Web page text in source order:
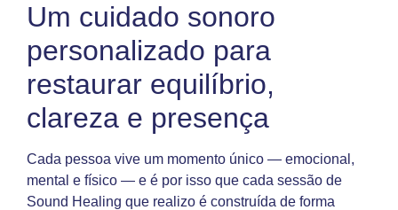
Um cuidado sonoro
personalizado para
restaurar equilíbrio,
clareza e presença
Cada pessoa vive um momento único — emocional,
mental e físico — e é por isso que cada sessão de
Sound Healing que realizo é construída de forma